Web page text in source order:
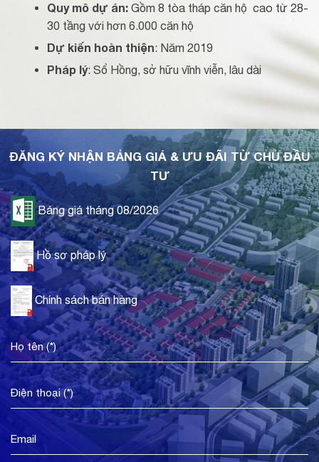
Quy mô dự án:Gồm 8 tòa tháp căn hộ cao từ 28-
30 tầng với hơn 6.000 căn hộ
Dự kiến hoàn thiện: Năm 2019
Pháp lý: Sổ Hồng, sở hữu vĩnh viễn, lâu dài
ĐĂNG KÝ NHẬN BẢNG GIÁ & ƯU ĐÃI TỪ CHỦ ĐẦU
TƯ
Bảng giá tháng 08/2026
Hồ sơ pháp lý
Chính sách bán hàng